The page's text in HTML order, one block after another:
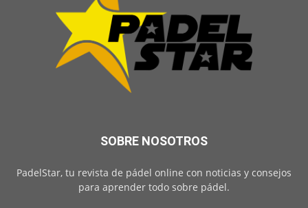
SOBRE NOSOTROS
PadelStar, tu revista de pádel online con noticias y consejos
para aprender todo sobre pádel.